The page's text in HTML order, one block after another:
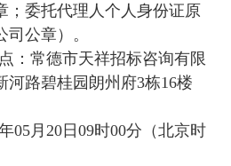
；委托代理人个人身份证原
公章）。
：常德市天祥招标咨询有限
河路碧桂园朗州府3栋16楼
05月20日09时00分（北京时